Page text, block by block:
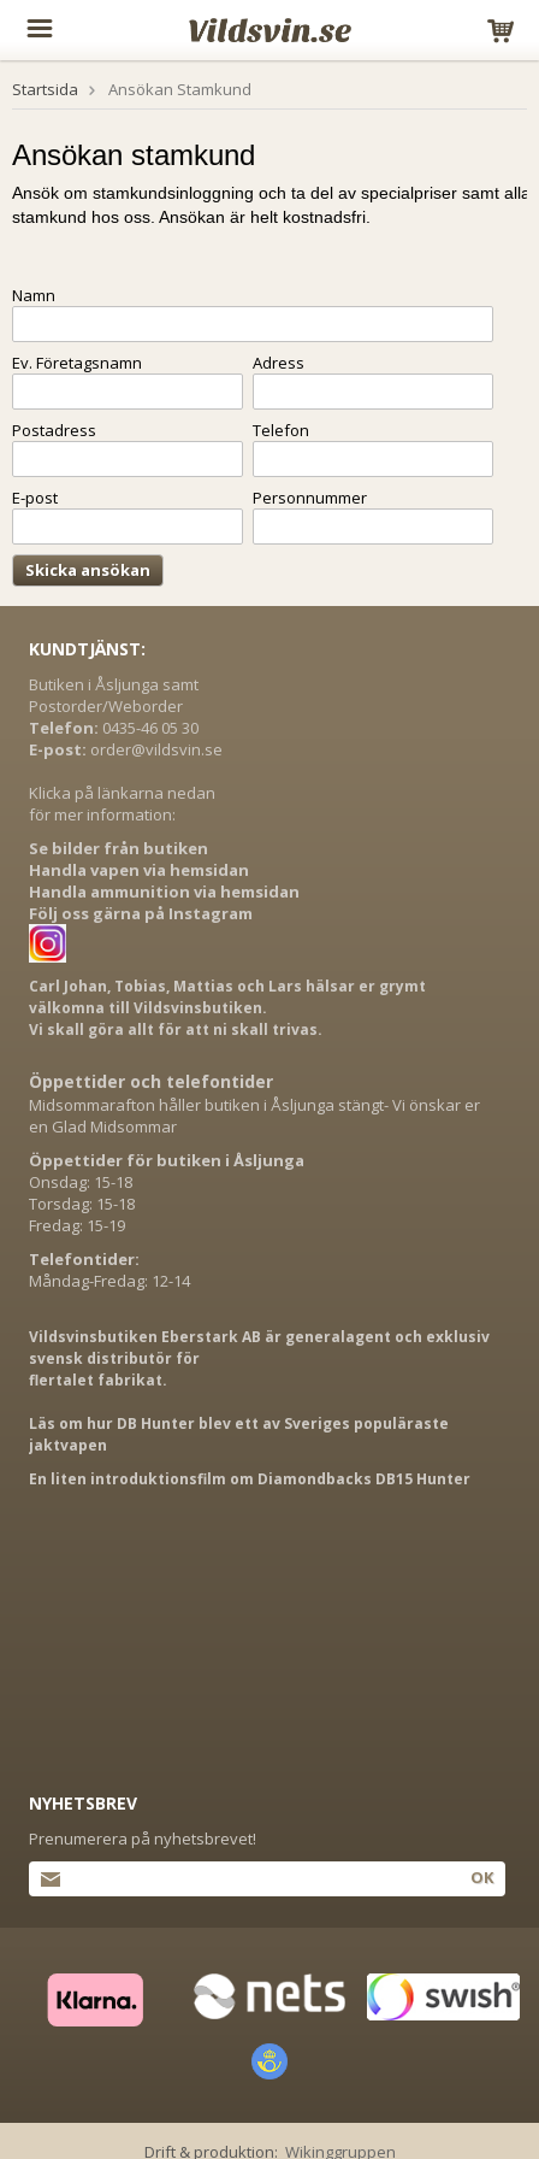
Startsida Ansökan Stamkund
Ansökan stamkund
Ansök om stamkundsinloggning och ta del av specialpriser samt
stamkund hos oss. Ansökan är helt kostnadsfri.
Namn
Ev. Företagsnamn Adress
Postadress Telefon
E-post Personnummer
KUNDTJÄNST:
Butiken i Åsljunga samt
Postorder/Weborder
Telefon: 0435-46 05 30
E-post: order@vildsvin.se
Klicka på länkarna nedan
för mer information:
Se bilder från butiken
Handla vapen via hemsidan
Handla ammunition via hemsidan
Följ oss gärna på Instagram
Carl Johan, Tobias, Mattias och Lars hälsar er grymt
välkomna till Vildsvinsbutiken.
Vi skall göra allt för att ni skall trivas.
Öppettider och telefontider
Midsommarafton håller butiken i Åsljunga stängt- Vi önskar er
en Glad Midsommar
Öppettider för butiken i Åsljunga
Onsdag: 15-18
Torsdag: 15-18
Fredag: 15-19
Telefontider:
Måndag-Fredag: 12-14
Vildsvinsbutiken Eberstark AB är generalagent och exklusiv
svensk distributör för
flertalet fabrikat.
Läs om hur DB Hunter blev ett av Sveriges populäraste
jaktvapen
En liten introduktionsfilm om Diamondbacks DB15 Hunter
NYHETSBREV
Prenumerera på nyhetsbrevet!
OK
Drift & produktion: Wikinggruppen